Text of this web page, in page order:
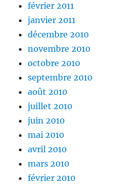
février 2011
janvier 2011
décembre 2010
novembre 2010
octobre 2010
septembre 2010
août 2010
juillet 2010
juin 2010
mai 2010
avril 2010
mars 2010
février 2010